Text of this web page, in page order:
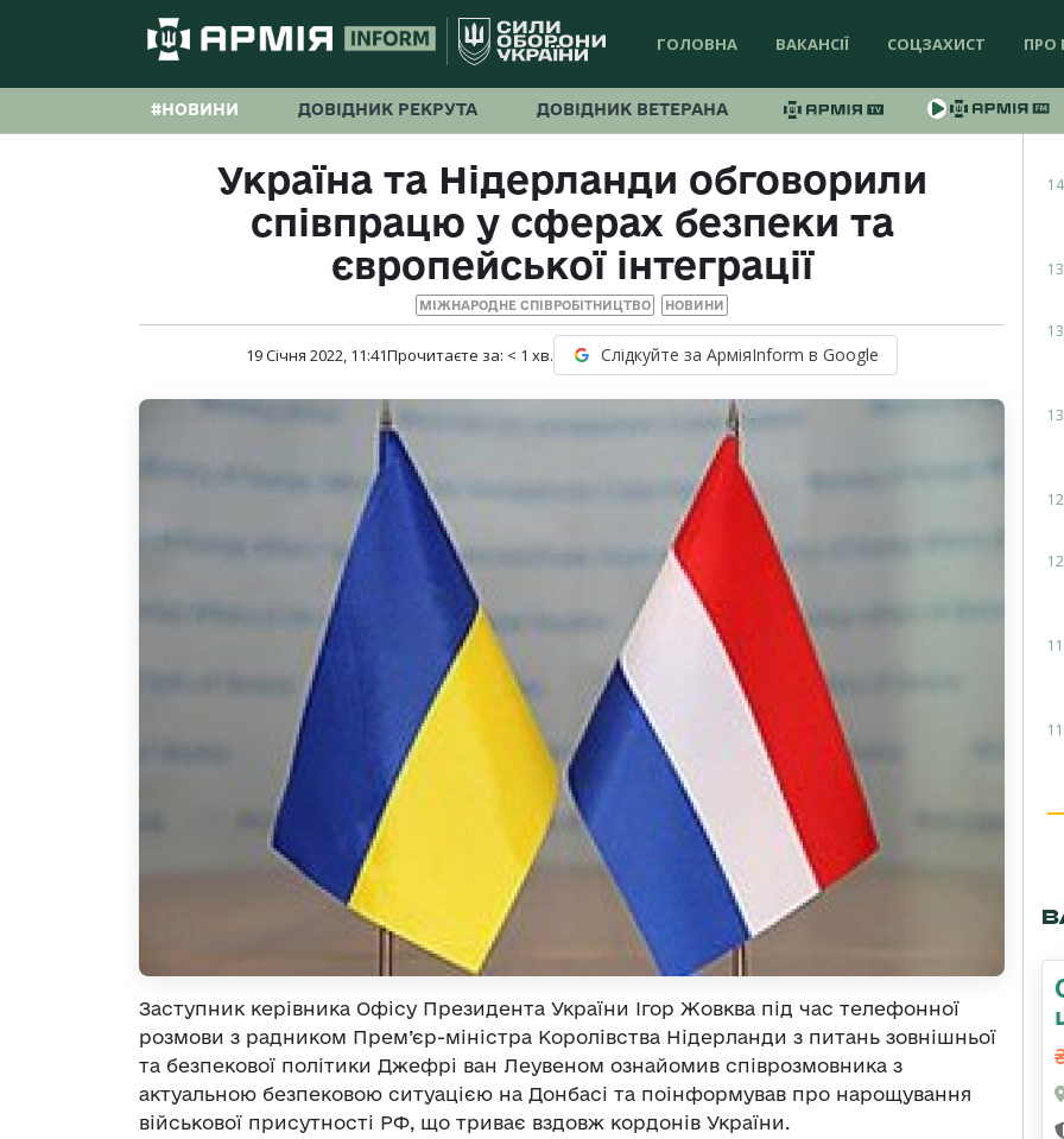
ГОЛОВНА ВАКАНСІЇ СОЦЗАХИСТ ПРО
#НОВИНИ ДОВІДНИК РЕКРУТА ДОВІДНИК ВЕТЕРАНА
Україна та Нідерланди обговорили
співпрацю у сферах безпеки та
європейської інтеграції
МІЖНАРОДНЕ СПІВРОБІТНИЦТВО НОВИНИ
19 Січня 2022, 11:41Прочитаєте за: < 1 хв. Слідкуйте за АрміяInform в Google
Заступник керівника Офісу Президента України Ігор Жовква під час телефонної
розмови з радником Прем’єр-міністра Королівства Нідерланди з питань зовнішньої
та безпекової політики Джефрі ван Леувеном ознайомив співрозмовника з
актуальною безпековою ситуацією на Донбасі та поінформував про нарощування
військової присутності РФ, що триває вздовж кордонів України.